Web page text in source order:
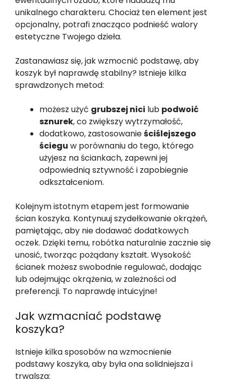
unikalnego charakteru. Chociaż ten element jest
opcjonalny, potrafi znacząco podnieść walory
estetyczne Twojego dzieła.
Zastanawiasz się, jak wzmocnić podstawę, aby
koszyk był naprawdę stabilny? Istnieje kilka
sprawdzonych metod:
możesz użyć grubszej nici lub podwoić
sznurek, co zwiększy wytrzymałość,
dodatkowo, zastosowanieściślejszego
ściegu w porównaniu do tego, którego
użyjesz na ściankach, zapewni jej
odpowiednią sztywność i zapobiegnie
odkształceniom.
Kolejnym istotnym etapem jest formowanie
ścian koszyka. Kontynuuj szydełkowanie okrążeń,
pamiętając, aby nie dodawać dodatkowych
oczek. Dzięki temu, robótka naturalnie zacznie się
unosić, tworząc pożądany kształt. Wysokość
ścianek możesz swobodnie regulować, dodając
lub odejmując okrążenia, w zależności od
preferencji. To naprawdę intuicyjne!
Jak wzmacniać podstawę
koszyka?
Istnieje kilka sposobów na wzmocnienie
podstawy koszyka, aby była ona solidniejsza i
trwalsza: